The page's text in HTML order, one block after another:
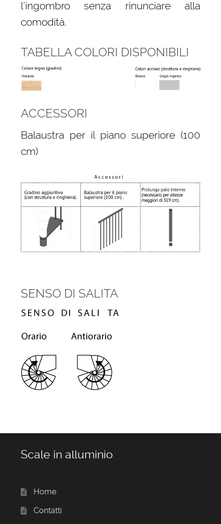
l’ingombro senza rinunciare alla
comodità.
TABELLA COLORI DISPONIBILI
ACCESSORI
Balaustra per il piano superiore (100
cm)
SENSO DI SALITA
Scale in alluminio
Home
Contatti